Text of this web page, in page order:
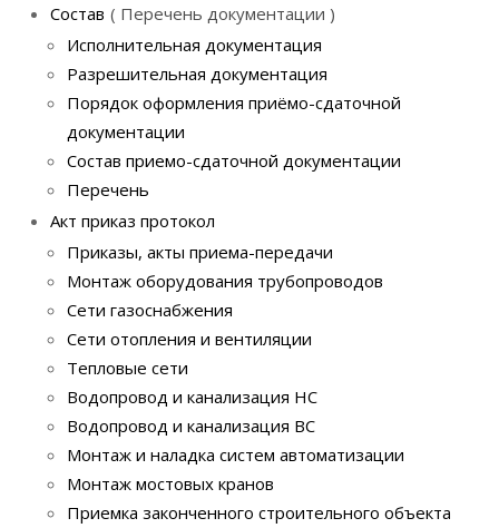
Состав
Перечень документации
Исполнительная документация
Разрешительная документация
Порядок оформления приёмо-сдаточной
документации
Состав приемо-сдаточной документации
Перечень
Акт приказ протокол
Приказы, акты приема-передачи
Монтаж оборудования трубопроводов
Сети газоснабжения
Сети отопления и вентиляции
Тепловые сети
Водопровод и канализация НС
Водопровод и канализация ВС
Монтаж и наладка систем автоматизации
Монтаж мостовых кранов
Приемка законченного строительного объекта